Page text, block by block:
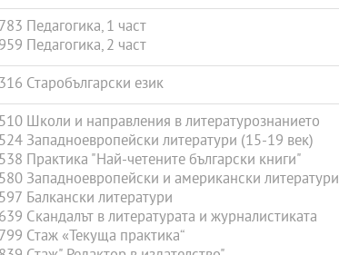
Педагогика, 1 част
Педагогика, 2 част
Старобългарски език
Школи и направления в литературознанието
Западноевропейски литератури (15-19 век)
Практика "Най-четените български книги"
Западноевропейски и американски литератури
Балкански литератури
Скандалът в литературата и журналистиката
Стаж «Текуща практика“